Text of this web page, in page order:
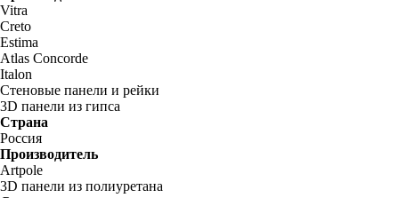
Vitra
Creto
Estima
Atlas Concorde
Italon
Стеновые панели и рейки
3D панели из гипса
Страна
Россия
Производитель
Artpole
3D панели из полиуретана